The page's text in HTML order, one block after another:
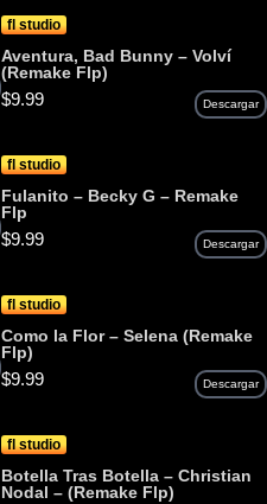
fl studio
Aventura, Bad Bunny – Volví
(Remake Flp)
$9.99 Descargar
fl studio
Fulanito – Becky G – Remake
Flp
$9.99 Descargar
fl studio
Como la Flor – Selena (Remake
Flp)
$9.99 Descargar
fl studio
Botella Tras Botella – Christian
Nodal – (Remake Flp)